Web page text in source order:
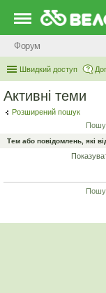
Форум
Швидкий доступ
Активні теми
Розширений пошук
Тем або повідомлень, які